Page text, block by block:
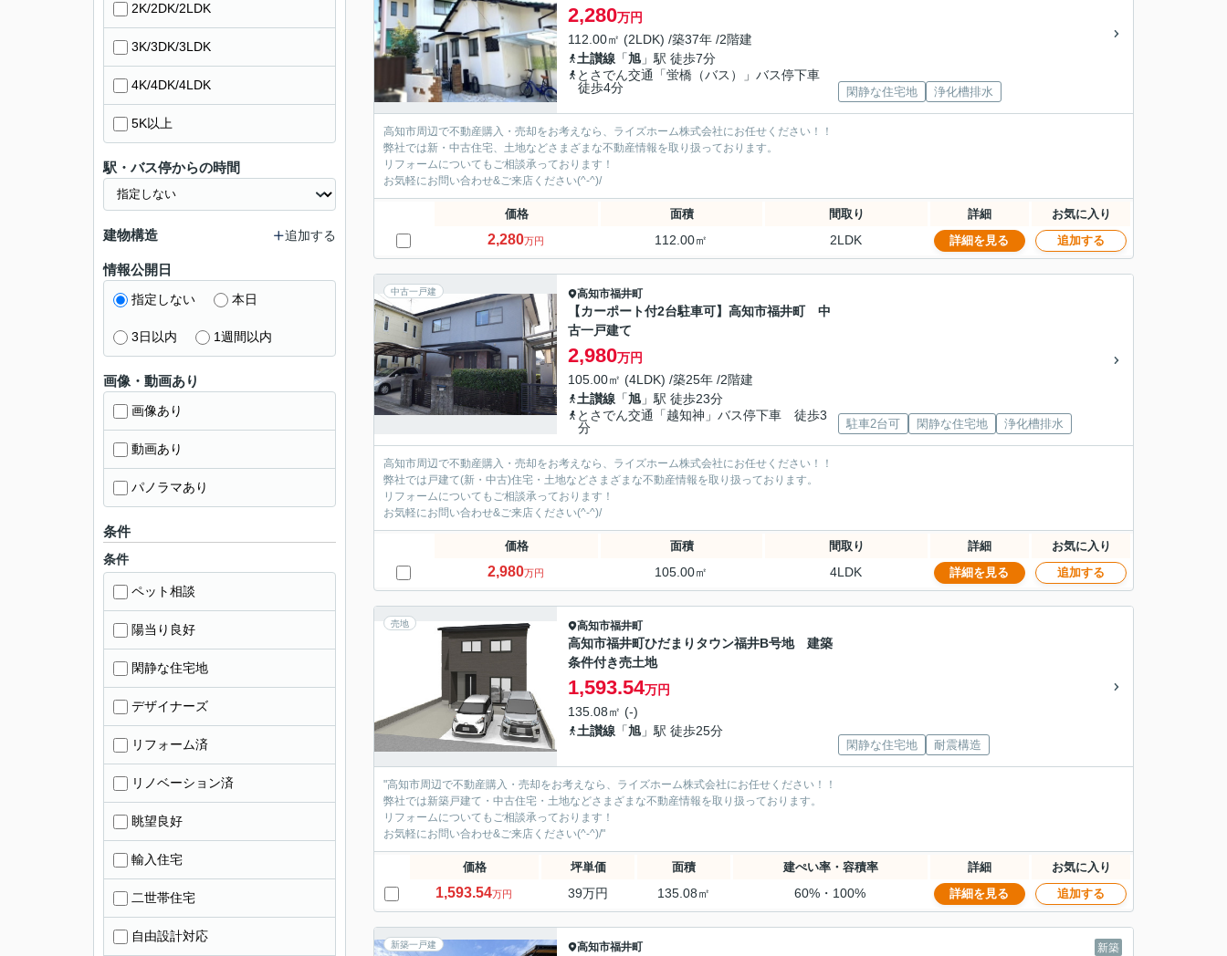
2,280万円
112.00㎡ (2LDK) /築37年 /2階建
土讃線 「旭 」駅 徒歩7分
とさでん交通「蛍橋（バス）」バス停下車
徒歩4分
閑静な住宅地 浄化槽排水
高知市周辺で不動産購入・売却をお考えなら、ライズホーム株式会社にお任せください！！
弊社では新・中古住宅、土地などさまざまな不動産情報を取り扱っております。
リフォームについてもご相談承っております！
お気軽にお問い合わせ&ご来店ください‍(^-^)/
価格 面積 間取り 詳細 お気に入り
2,280万円 112.00㎡ 2LDK 詳細を見る 追加する
中古一戸建 高知市福井町
【カーポート付2台駐車可】高知市福井町 中
古一戸建て
2,980万円
105.00㎡ (4LDK) /築25年 /2階建
土讃線 「旭 」駅 徒歩23分
とさでん交通「越知神」バス停下車 徒歩3
分
駐車2台可 閑静な住宅地 浄化槽排水
高知市周辺で不動産購入・売却をお考えなら、ライズホーム株式会社にお任せください！！
弊社では戸建て(新・中古)住宅・土地などさまざまな不動産情報を取り扱っております。
リフォームについてもご相談承っております！
お気軽にお問い合わせ&ご来店ください‍(^-^)/
価格 面積 間取り 詳細 お気に入り
2,980万円 105.00㎡ 4LDK 詳細を見る 追加する
売地 高知市福井町
高知市福井町ひだまりタウン福井B号地 建築
条件付き売土地
1,593.54万円
135.08㎡ (-)
土讃線 「旭 」駅 徒歩25分
閑静な住宅地 耐震構造
"高知市周辺で不動産購入・売却をお考えなら、ライズホーム株式会社にお任せください！！
弊社では新築戸建て・中古住宅・土地などさまざまな不動産情報を取り扱っております。
リフォームについてもご相談承っております！
お気軽にお問い合わせ&ご来店ください‍(^-^)/"
価格 坪単価 面積 建ぺい率・容積率 詳細 お気に入り
1,593.54万円 39万円 135.08㎡ 60%・100% 詳細を見る 追加する
新築一戸建 新築
高知市福井町
2K/2DK/2LDK
3K/3DK/3LDK
4K/4DK/4LDK
5K以上
駅・バス停からの時間
建物構造 追加する
情報公開日
指定しない 本日
3日以内 1週間以内
画像・動画あり
画像あり
動画あり
パノラマあり
条件
条件
ペット相談
陽当り良好
閑静な住宅地
デザイナーズ
リフォーム済
リノベーション済
眺望良好
輸入住宅
二世帯住宅
自由設計対応